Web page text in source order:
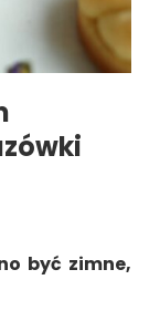
być zimne,